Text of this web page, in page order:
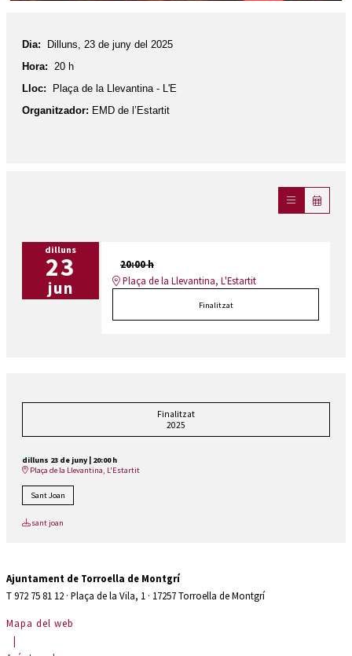
Dia:
Dilluns, 23 de juny del 2025
Hora: 20 h
Lloc:
Plaça de la Llevantina - L'E
Organitzador: EMD de l’Estartit
dilluns
23
jun
20:00 h
Plaça de la Llevantina, L'Estartit
Finalitzat
Finalitzat
2025
dilluns 23 de juny | 20:00 h
Plaça de la Llevantina, L'Estartit
Sant Joan
sant joan
Ajuntament de Torroella de Montgrí
T 972 75 81 12 · Plaça de la Vila, 1 · 17257 Torroella de Montgrí
Mapa del web
|